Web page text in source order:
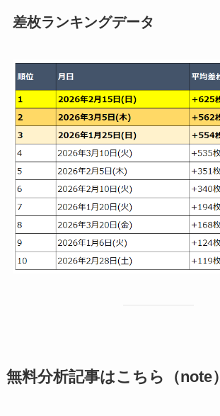
差枚ランキングデータ
無料分析記事はこちら（note）